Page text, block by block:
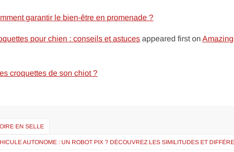
garantir le bien-être en promenade ?
pour chien : conseils et astuces appeared first on
croquettes de son chiot ?
EN SELLE
AUTONOME : UN ROBOT PIX ? DÉCOUVREZ LES SIMILITUDES ET